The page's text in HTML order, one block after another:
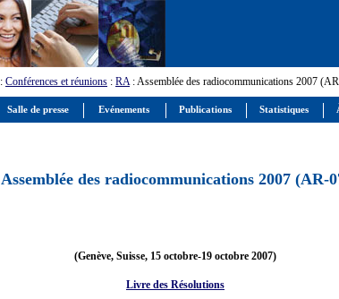
: Conférences et réunions : RA: Assemblée des radiocommunications 2007
Assemblée des radiocommunications 2007 (AR-
(Genève, Suisse, 15 octobre-19 octobre 2007)
Livre des Résolutions
Salle de presse Evénements Publications Statistiques